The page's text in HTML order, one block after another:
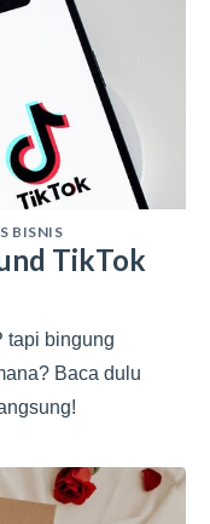
BISNIS
TikTok
tapi bingung
Baca dulu